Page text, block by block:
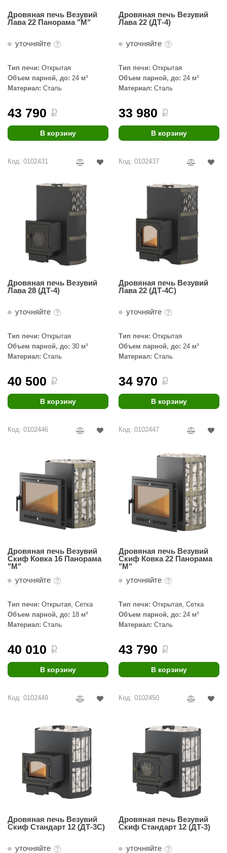
Дровяная печь Везувий
Лава 22 Панорама "М"
уточняйте
Тип печи: Открытая
Объем парной, до: 24 м³
Материал: Сталь
43 790 i
В корзину
Дровяная печь Везувий
Лава 22 (ДТ-4)
уточняйте
Тип печи: Открытая
Объем парной, до: 24 м³
Материал: Сталь
33 980 i
В корзину
Код: 0102431
Дровяная печь Везувий
Лава 28 (ДТ-4)
уточняйте
Тип печи: Открытая
Объем парной, до: 30 м³
Материал: Сталь
40 500 i
В корзину
Код: 0102437
Дровяная печь Везувий
Лава 22 (ДТ-4С)
уточняйте
Тип печи: Открытая
Объем парной, до: 24 м³
Материал: Сталь
34 970 i
В корзину
Код: 0102446
Дровяная печь Везувий
Скиф Ковка 16 Панорама
"М"
уточняйте
Тип печи: Открытая, Сетка
Объем парной, до: 18 м³
Материал: Сталь
40 010 i
В корзину
Код: 0102447
Дровяная печь Везувий
Скиф Ковка 22 Панорама
"М"
уточняйте
Тип печи: Открытая, Сетка
Объем парной, до: 24 м³
Материал: Сталь
43 790 i
В корзину
Код: 0102449
Дровяная печь Везувий
Скиф Стандарт 12 (ДТ-3С)
уточняйте
Код: 0102450
Дровяная печь Везувий
Скиф Стандарт 12 (ДТ-3)
уточняйте